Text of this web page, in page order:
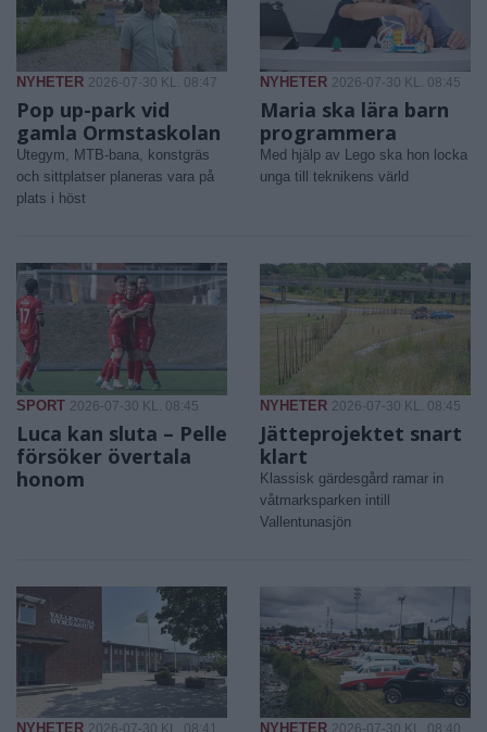
NYHETER 2026-07-30 KL. 08:47
Pop up-park vid
gamla Ormstaskolan
Utegym, MTB-bana, konstgräs
och sittplatser planeras vara på
plats i höst
NYHETER 2026-07-30 KL. 08:45
Maria ska lära barn
programmera
Med hjälp av Lego ska hon locka
unga till teknikens värld
SPORT 2026-07-30 KL. 08:45
Luca kan sluta – Pelle
försöker övertala
honom
NYHETER 2026-07-30 KL. 08:45
Jätteprojektet snart
klart
Klassisk gärdesgård ramar in
våtmarksparken intill
Vallentunasjön
NYHETER 2026-07-30 KL. 08:41 NYHETER 2026-07-30 KL. 08:40